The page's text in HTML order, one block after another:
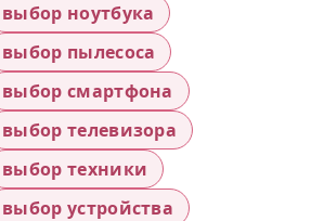
выбор ноутбука
выбор пылесоса
выбор смартфона
выбор телевизора
выбор техники
выбор устройства